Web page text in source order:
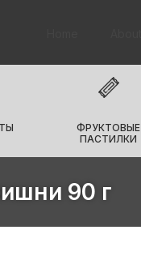
ФРУКТОВЫЕ
ПАСТИЛКИ
90 г